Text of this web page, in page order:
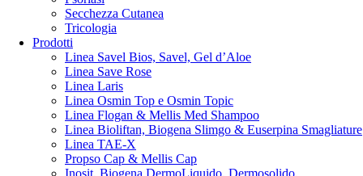
Secchezza Cutanea
Tricologia
Prodotti
Linea Savel Bios, Savel, Gel d’Aloe
Linea Save Rose
Linea Laris
Linea Osmin Top e Osmin Topic
Linea Flogan & Mellis Med Shampoo
Linea Bioliftan, Biogena Slimgo & Euserpina Smagliature
Linea TAE-X
Propso Cap & Mellis Cap
Inosit, Biogena DermoLiquido, Dermosolido,